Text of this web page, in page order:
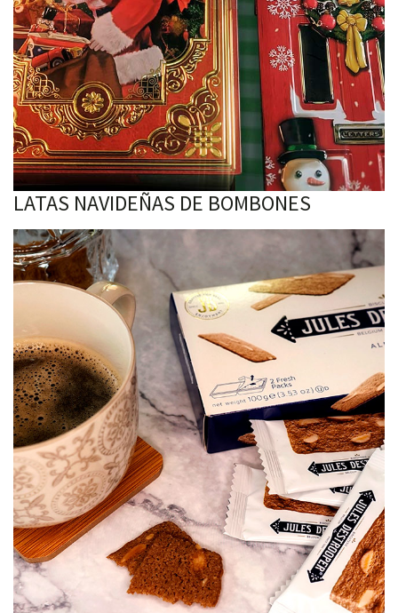
LATAS NAVIDEÑAS DE BOMBONES